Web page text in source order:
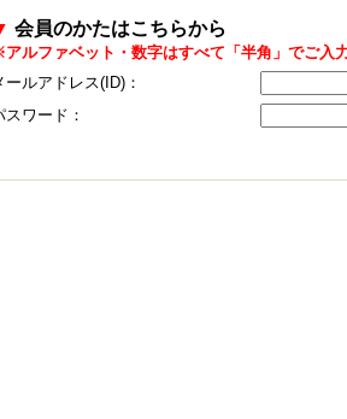
会員のかたはこちらから
ルファベット・数字はすべて「半角」でご入力
ールアドレス(ID)：
スワード：